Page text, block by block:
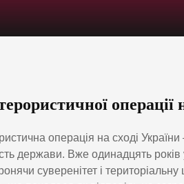
операції
операція на сході
держави. Вже одинадцять років
суверенітет і територіальну